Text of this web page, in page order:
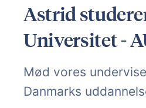
Astrid
Universitet -
Mød vores
Danmarks